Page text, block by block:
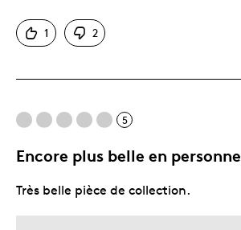
1 2
5
Encore plus belle en personne
Très belle pièce de collection.